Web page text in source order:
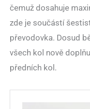
čemuž dosahuje
zde je součástí
převodovka. Dosud
všech kol nově
předních kol.